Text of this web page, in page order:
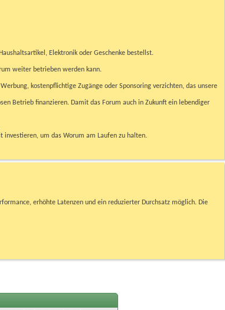
Elektronik oder Geschenke bestellst.
weiter betrieben werden kann.
kostenpflichtige Zugänge oder Sponsoring verzichten, das unsere
Betrieb finanzieren. Damit das Forum auch in Zukunft ein lebendiger
investieren, um das Worum am Laufen zu halten.
erhöhte Latenzen und ein reduzierter Durchsatz möglich. Die